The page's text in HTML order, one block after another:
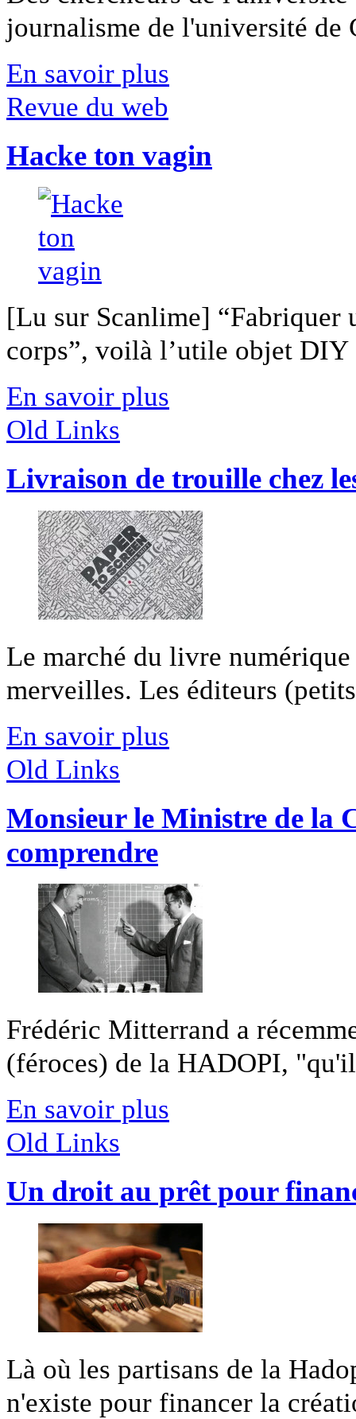
journalisme de l'université
En savoir plus
Revue du web
Hacke ton vagin
[Lu sur Scanlime] “Fabriquer
corps”, voilà l’utile objet
En savoir plus
Old Links
Livraison de trouille chez
Le marché du livre
merveilles. Les éditeurs
En savoir plus
Old Links
Monsieur le Ministre de la
comprendre
Frédéric Mitterrand a
(féroces) de la HADOPI,
En savoir plus
Old Links
Un droit au prêt pour
Là où les partisans de la
n'existe pour financer la